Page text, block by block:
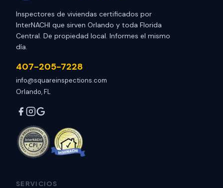
Inspectores de viviendas certificados por
InterNACHI que sirven Orlando y toda Florida
Central. De propiedad local. Informes el mismo
día.
407-205-7228
info@squareinspections.com
Orlando, FL
SERVICIOS